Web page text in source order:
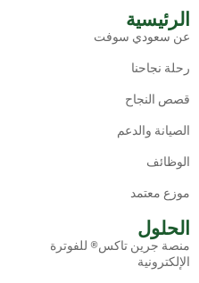
الرئيسية
عن سعودي سوفت
رحلة نجاحنا
قصص النجاح
الصيانة والدعم
الوظائف
موزع معتمد
الحلول
منصة جرين تاكس® للفوترة
الإلكترونية